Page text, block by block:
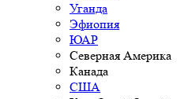
Уганда
Эфиопия
ЮАР
Северная Америка
Канада
США